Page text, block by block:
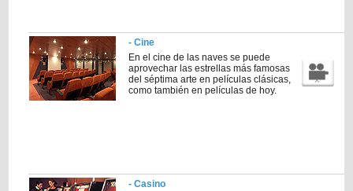
- Cine
En el cine de las naves se puede
aprovechar las estrellas más famosas
del séptima arte en películas clásicas,
como también en películas de hoy.
- Casino